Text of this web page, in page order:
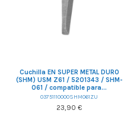
Cuchilla EN SUPER METAL DURO
(SHM) USM Z61 / 5201343 / SHM-
061 / compatible para...
03751110000SHM061ZU
23,90 €